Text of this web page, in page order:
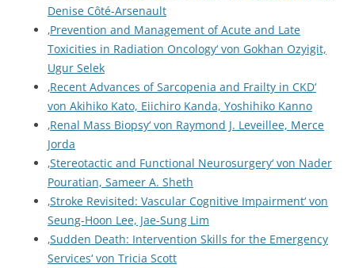
Denise Côté-Arsenault
‚Prevention and Management of Acute and Late
Toxicities in Radiation Oncology‘ von Gokhan Ozyigit,
Ugur Selek
‚Recent Advances of Sarcopenia and Frailty in CKD‘
von Akihiko Kato, Eiichiro Kanda, Yoshihiko Kanno
‚Renal Mass Biopsy‘ von Raymond J. Leveillee, Merce
Jorda
‚Stereotactic and Functional Neurosurgery‘ von Nader
Pouratian, Sameer A. Sheth
‚Stroke Revisited: Vascular Cognitive Impairment‘ von
Seung-Hoon Lee, Jae-Sung Lim
‚Sudden Death: Intervention Skills for the Emergency
Services‘ von Tricia Scott